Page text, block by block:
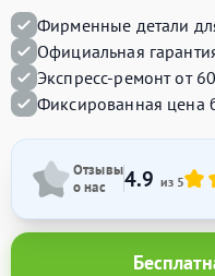
Фирменные детали
Официальная
Экспресс-ремонт от
Фиксированная цена
Отзывы
о нас
4.9 из 5